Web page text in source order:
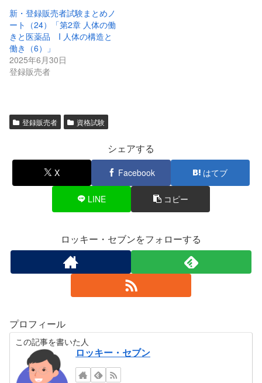
新・登録販売者試験まとめノ
ート（24）「第2章 人体の働
きと医薬品 I 人体の構造と
働き（6）」
2025年6月30日
登録販売者
登録販売者 資格試験
シェアする
X Facebook はてブ
LINE コピー
ロッキー・セブンをフォローする
プロフィール
この記事を書いた人
ロッキー・セブン